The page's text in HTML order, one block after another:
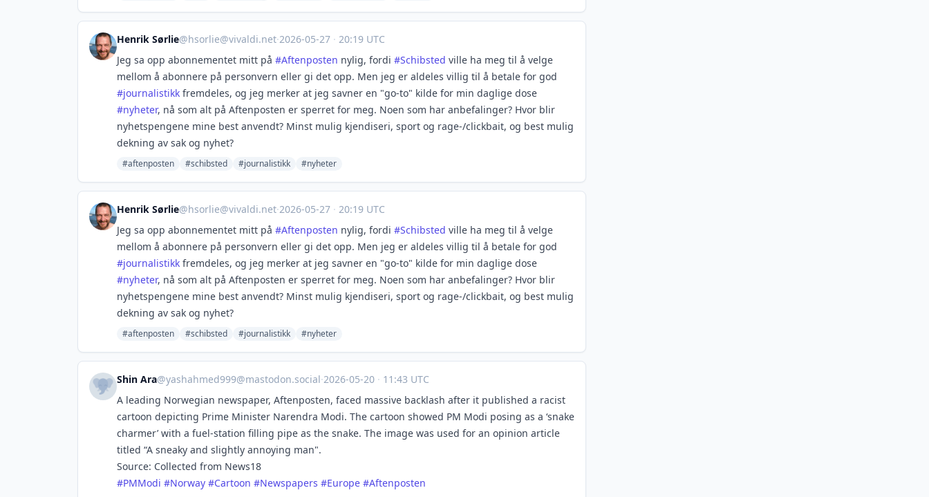
Henrik Sørlie@hsorlie@vivaldi.net·2026-05-27 · 20:19 UTC
Jeg sa opp abonnementet mitt på #Aftenposten nylig, fordi #Schibsted ville ha meg til å velge
mellom å abonnere på personvern eller gi det opp. Men jeg er aldeles villig til å betale for god
#journalistikk fremdeles, og jeg merker at jeg savner en "go-to" kilde for min daglige dose
#nyheter, nå som alt på Aftenposten er sperret for meg. Noen som har anbefalinger? Hvor blir
nyhetspengene mine best anvendt? Minst mulig kjendiseri, sport og rage-/clickbait, og best mulig
dekning av sak og nyhet?
#aftenposten #schibsted #journalistikk #nyheter
Henrik Sørlie@hsorlie@vivaldi.net·2026-05-27 · 20:19 UTC
Jeg sa opp abonnementet mitt på #Aftenposten nylig, fordi #Schibsted ville ha meg til å velge
mellom å abonnere på personvern eller gi det opp. Men jeg er aldeles villig til å betale for god
#journalistikk fremdeles, og jeg merker at jeg savner en "go-to" kilde for min daglige dose
#nyheter, nå som alt på Aftenposten er sperret for meg. Noen som har anbefalinger? Hvor blir
nyhetspengene mine best anvendt? Minst mulig kjendiseri, sport og rage-/clickbait, og best mulig
dekning av sak og nyhet?
#aftenposten #schibsted #journalistikk #nyheter
Shin Ara@yashahmed999@mastodon.social·2026-05-20 · 11:43 UTC
A leading Norwegian newspaper, Aftenposten, faced massive backlash after it published a racist
cartoon depicting Prime Minister Narendra Modi. The cartoon showed PM Modi posing as a ‘snake
charmer’ with a fuel-station filling pipe as the snake. The image was used for an opinion article
titled “A sneaky and slightly annoying man".
Source: Collected from News18
#PMModi #Norway #Cartoon #Newspapers #Europe #Aftenposten